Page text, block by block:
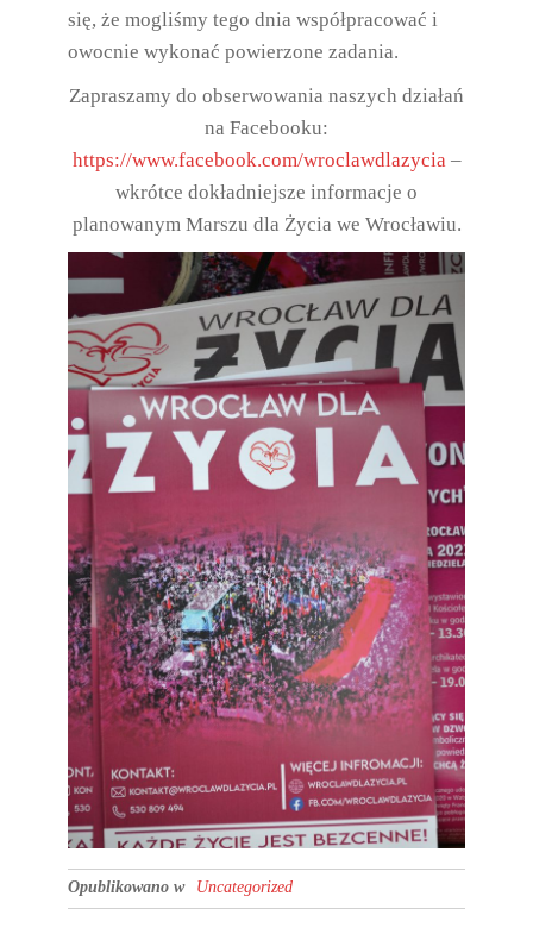
się, że mogliśmy tego dnia współpracować i
owocnie wykonać powierzone zadania.
Zapraszamy do obserwowania naszych działań
na Facebooku:
https://www.facebook.com/wroclawdlazycia –
wkrótce dokładniejsze informacje o
planowanym Marszu dla Życia we Wrocławiu.
Opublikowano w Uncategorized